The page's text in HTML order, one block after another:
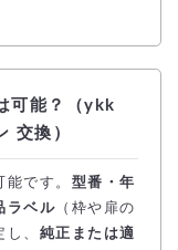
交換）
能です。 型番・年
ラベル （枠や扉の
、 純正または適